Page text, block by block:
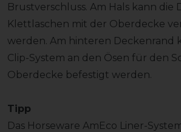
Brustverschluss. Am Hals kann die
Klettlaschen mit der Oberdecke
werden. Am hinteren Deckenrand
Clip-System an den Ösen für den
Oberdecke befestigt werden.
Tipp
Das Horseware AmEco Liner-